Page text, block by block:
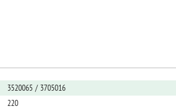
3520065 / 3705016
220